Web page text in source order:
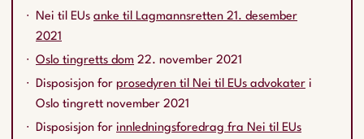
Nei til EUs anke til Lagmannsretten 21. desember
2021
Oslo tingretts dom 22. november 2021
Disposisjon for prosedyren til Nei til EUs advokater i
Oslo tingrett november 2021
Disposisjon for innledningsforedrag fra Nei til EUs